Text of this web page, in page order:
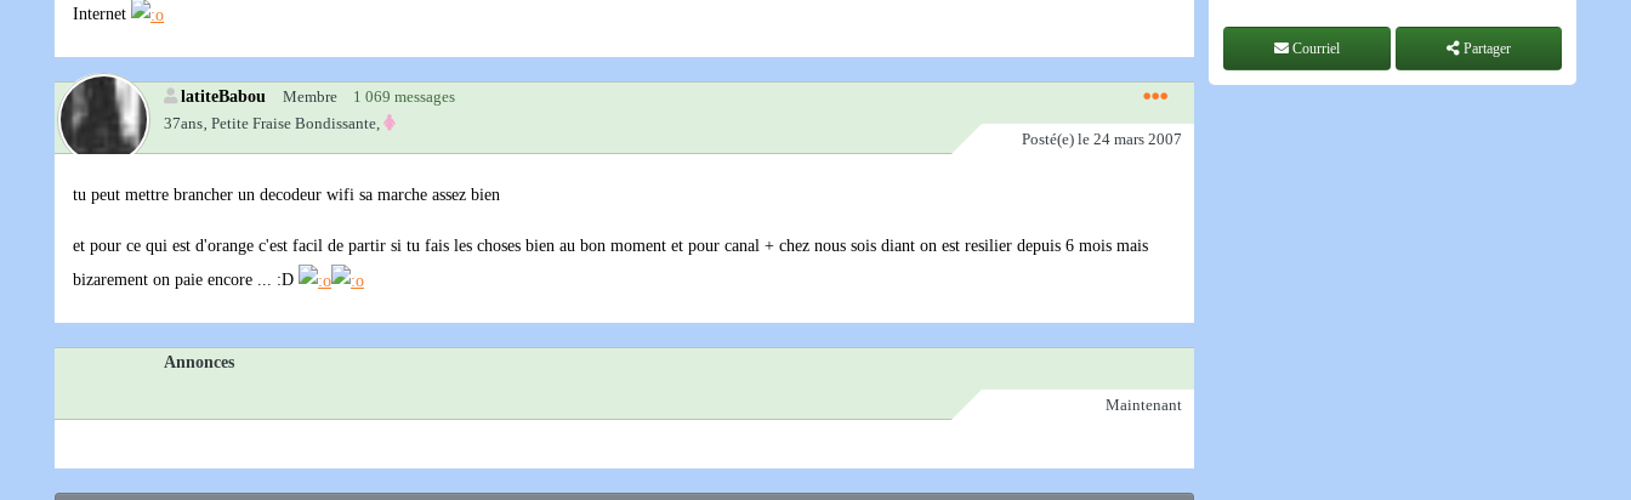
Internet
latiteBabou Membre
1 069 messages
37ans‚ Petite Fraise Bondissante,
Posté(e) le 24 mars 2007
tu peut mettre brancher un decodeur wifi sa marche assez bien
et pour ce qui est d'orange c'est facil de partir si tu fais les choses bien au bon moment et pour canal + chez nous sois diant on est resilier depuis 6 mois mais
bizarement on paie encore ... :D
Annonces
Maintenant
Courriel Partager